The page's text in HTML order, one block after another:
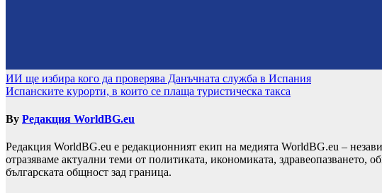
Навигация
ИИ ще избира кого да проверява Данъчната служба в Испания
Испанските курорти, в които се плаща туристическа такса
By Редакция WorldBG.eu
Редакция WorldBG.eu е редакционният екип на медията WorldBG.eu –
отразяваме актуални теми от политиката, икономиката,
българската общност зад граница.